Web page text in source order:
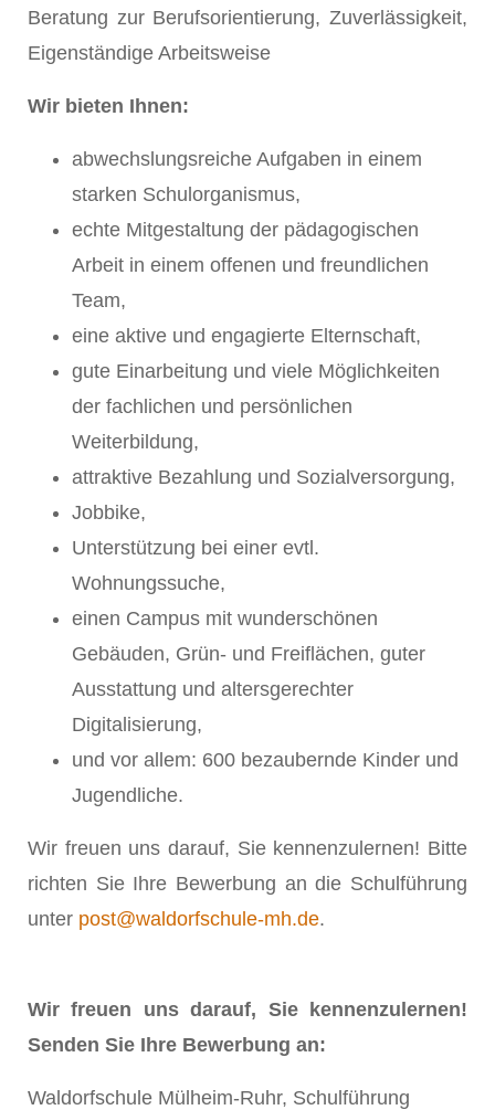
Beratung zur Berufsorientierung, Zuverlässigkeit,
Eigenständige Arbeitsweise
Wir bieten Ihnen:
abwechslungsreiche Aufgaben in einem
starken Schulorganismus,
echte Mitgestaltung der pädagogischen
Arbeit in einem offenen und freundlichen
Team,
eine aktive und engagierte Elternschaft,
gute Einarbeitung und viele Möglichkeiten
der fachlichen und persönlichen
Weiterbildung,
attraktive Bezahlung und Sozialversorgung,
Jobbike,
Unterstützung bei einer evtl.
Wohnungssuche,
einen Campus mit wunderschönen
Gebäuden, Grün- und Freiflächen, guter
Ausstattung und altersgerechter
Digitalisierung,
und vor allem: 600 bezaubernde Kinder und
Jugendliche.
Wir freuen uns darauf, Sie kennenzulernen! Bitte
richten Sie Ihre Bewerbung an die Schulführung
unter post@waldorfschule-mh.de.
Wir freuen uns darauf, Sie kennenzulernen!
Senden Sie Ihre Bewerbung an:
Waldorfschule Mülheim-Ruhr, Schulführung